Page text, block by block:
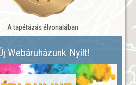
A tapétázás élvonalában.
Webáruházunk Nyílt!